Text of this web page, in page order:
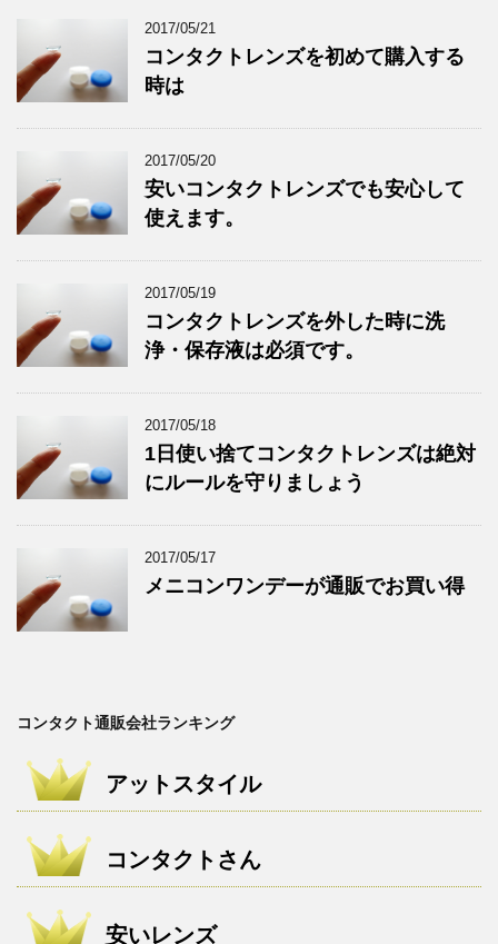
2017/05/21
コンタクトレンズを初めて購入する
時は
2017/05/20
安いコンタクトレンズでも安心して
使えます。
2017/05/19
コンタクトレンズを外した時に洗
浄・保存液は必須です。
2017/05/18
1日使い捨てコンタクトレンズは絶対
にルールを守りましょう
2017/05/17
メニコンワンデーが通販でお買い得
コンタクト通販会社ランキング
アットスタイル
コンタクトさん
安いレンズ